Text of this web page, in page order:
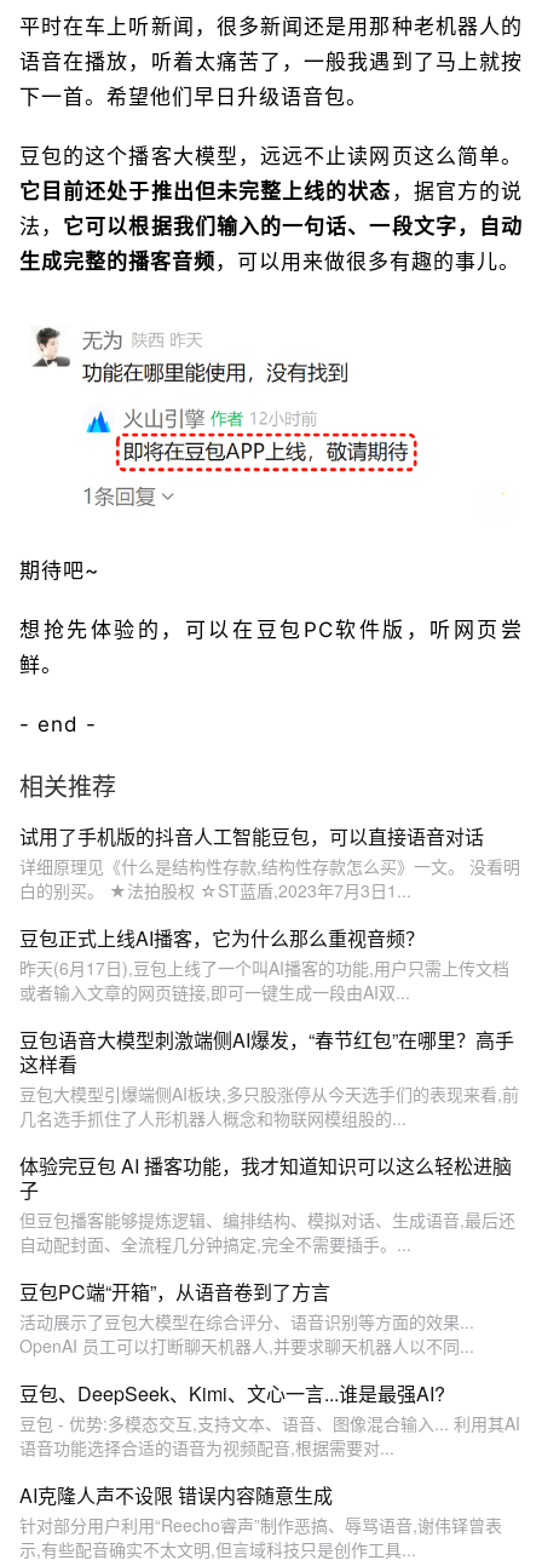
平时在车上听新闻，很多新闻还是用那种老机器人的
语音在播放，听着太痛苦了，一般我遇到了马上就按
下一首。希望他们早日升级语音包。
豆包的这个播客大模型，远远不止读网页这么简单。
它目前还处于推出但未完整上线的状态 ，据官方的说
法， 它可以根据我们输入的一句话、一段文字，自动
生成完整的播客音频 ，可以用来做很多有趣的事儿。
期待吧~
想抢先体验的，可以在豆包PC软件版，听网页尝
鲜。
- end -
相关推荐
试用了手机版的抖音人工智能豆包，可以直接语音对话
详细原理见《什么是结构性存款,结构性存款怎么买》一文。 没看明
白的别买。 ★法拍股权 ☆ST蓝盾,2023年7月3日1...
豆包正式上线AI播客，它为什么那么重视音频？
昨天(6月17日),豆包上线了一个叫AI播客的功能,用户只需上传文档
或者输入文章的网页链接,即可一键生成一段由AI双...
豆包语音大模型刺激端侧AI爆发，“春节红包”在哪里？高手
这样看
豆包大模型引爆端侧AI板块,多只股涨停从今天选手们的表现来看,前
几名选手抓住了人形机器人概念和物联网模组股的...
体验完豆包 AI 播客功能，我才知道知识可以这么轻松进脑
子
但豆包播客能够提炼逻辑、编排结构、模拟对话、生成语音,最后还
自动配封面、全流程几分钟搞定,完全不需要插手。...
豆包PC端“开箱”，从语音卷到了方言
活动展示了豆包大模型在综合评分、语音识别等方面的效果...
OpenAI 员工可以打断聊天机器人,并要求聊天机器人以不同...
豆包、DeepSeek、Kimi、文心一言...谁是最强AI?
豆包 - 优势:多模态交互,支持文本、语音、图像混合输入... 利用其AI
语音功能选择合适的语音为视频配音,根据需要对...
AI克隆人声不设限 错误内容随意生成
针对部分用户利用“Reecho睿声”制作恶搞、辱骂语音,谢伟铎曾表
示,有些配音确实不太文明,但言域科技只是创作工具...